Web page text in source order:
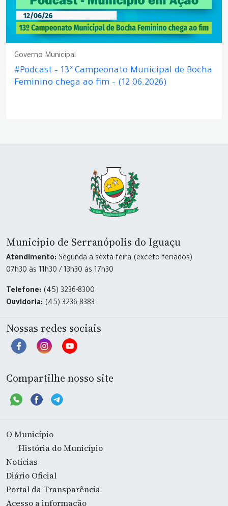
Governo Municipal
#Podcast – 13º Campeonato Municipal de Bocha
Feminino chega ao fim – (12.06.2026)
Município de Serranópolis do Iguaçu
Atendimento: Segunda a sexta-feira (exceto feriados)
07h30 às 11h30 / 13h30 às 17h30
Telefone: (45) 3236-8300
Ouvidoria: (45) 3236-8383
Nossas redes sociais
Compartilhe nosso site
O Município
História do Município
Notícias
Diário Oficial
Portal da Transparência
Acesso a informação